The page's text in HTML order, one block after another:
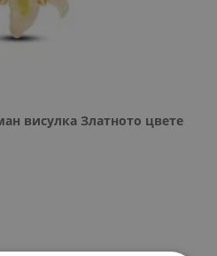
висулка Златното цвете